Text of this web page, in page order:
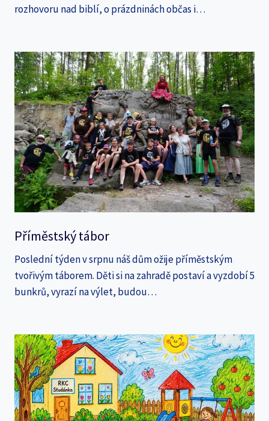
rozhovoru nad biblí, o prázdninách občas i…
Příměstský tábor
Poslední týden v srpnu náš dům ožije příměstským
tvořivým táborem. Děti si na zahradě postaví a vyzdobí 5
bunkrů, vyrazí na výlet, budou…